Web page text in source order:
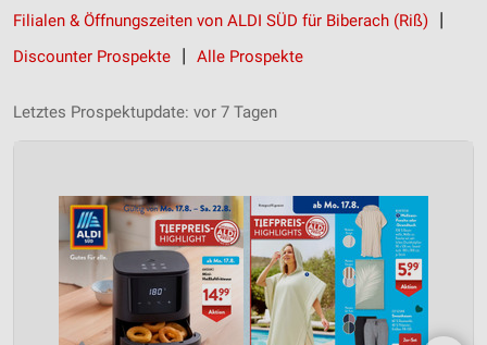
Filialen & Öffnungszeiten von ALDI SÜD für Biberach (Riß)
Discounter Prospekte
Alle Prospekte
Letztes Prospektupdate: vor 7 Tagen